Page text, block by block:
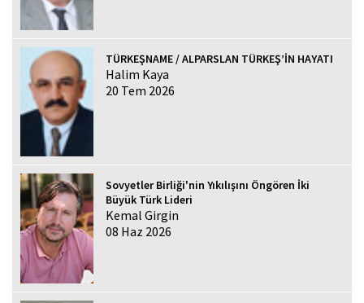
TÜRKEŞNAME / ALPARSLAN TÜRKEŞ’İN HAYATI
Halim Kaya
20 Tem 2026
Sovyetler Birliği'nin Yıkılışını Öngören İki
Büyük Türk Lideri
Kemal Girgin
08 Haz 2026